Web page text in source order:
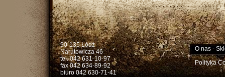
90-135 Łódź
Narutowicza 46
tel. 042 631-10-97
fax 042 634-89-92
biuro 042 630-71-41
O nas-
Polityka